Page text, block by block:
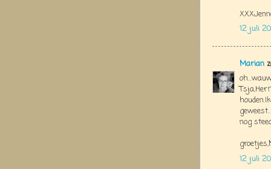
12 juli
Marian
nog
12 juli